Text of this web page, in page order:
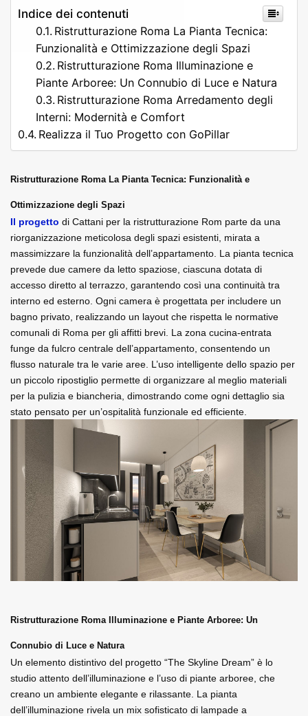
Indice dei contenuti
Ristrutturazione Roma La Pianta Tecnica:
Funzionalità e Ottimizzazione degli Spazi
Ristrutturazione Roma Illuminazione e
Piante Arboree: Un Connubio di Luce e Natura
Ristrutturazione Roma Arredamento degli
Interni: Modernità e Comfort
Realizza il Tuo Progetto con GoPillar
Ristrutturazione Roma La Pianta Tecnica: Funzionalità e
Ottimizzazione degli Spazi
Il progetto di Cattani per la ristrutturazione Rom parte da una
riorganizzazione meticolosa degli spazi esistenti, mirata a
massimizzare la funzionalità dell’appartamento. La pianta tecnica
prevede due camere da letto spaziose, ciascuna dotata di
accesso diretto al terrazzo, garantendo così una continuità tra
interno ed esterno. Ogni camera è progettata per includere un
bagno privato, realizzando un layout che rispetta le normative
comunali di Roma per gli affitti brevi. La zona cucina-entrata
funge da fulcro centrale dell’appartamento, consentendo un
flusso naturale tra le varie aree. L’uso intelligente dello spazio per
un piccolo ripostiglio permette di organizzare al meglio materiali
per la pulizia e biancheria, dimostrando come ogni dettaglio sia
stato pensato per un’ospitalità funzionale ed efficiente.
Ristrutturazione Roma Illuminazione e Piante Arboree: Un
Connubio di Luce e Natura
Un elemento distintivo del progetto “The Skyline Dream” è lo
studio attento dell’illuminazione e l’uso di piante arboree, che
creano un ambiente elegante e rilassante. La pianta
dell’illuminazione rivela un mix sofisticato di lampade a